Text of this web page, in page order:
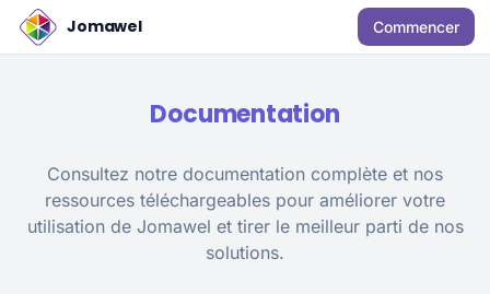
Jomawel Commencer
Documentation
Consultez notre documentation complète et nos
ressources téléchargeables pour améliorer votre
utilisation de Jomawel et tirer le meilleur parti de nos
solutions.